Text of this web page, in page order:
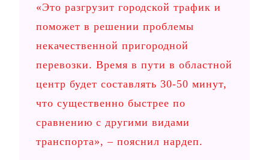
«Это разгрузит городской трафик и
поможет в решении проблемы
некачественной пригородной
перевозки. Время в пути в областной
центр будет составлять 30-50 минут,
что существенно быстрее по
сравнению с другими видами
транспорта», – пояснил нардеп.